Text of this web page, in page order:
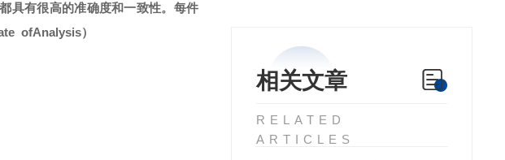
相关文章
RELATED
ARTICLES
具有很高的准确度和一致性。每件
ofAnalysis）